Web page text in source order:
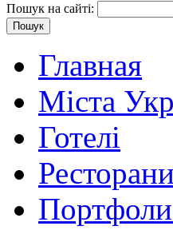
Пошук на сайті:
Главная
Міста
Готелі
Ресторани